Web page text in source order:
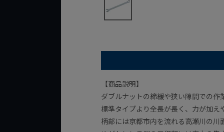
【商品説明】
ダブルナットの締緩や狭い隙間での作
標準タイプより全長が長く、力が加え
柄部には京都市内を流れる高瀬川の